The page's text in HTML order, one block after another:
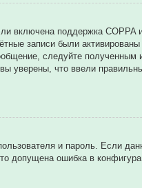
включена поддержка COPPA
записи были
следуйте полученным
уверены, что ввели
и пароль. Если
допущена ошибка в